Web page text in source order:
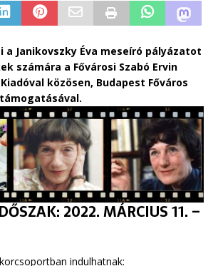
Janikovszky Éva meseíró pályázatot
számára a Fővárosi Szabó Ervin
közösen, Budapest Főváros
2022. MÁRCIUS 11. –
indulhatnak: